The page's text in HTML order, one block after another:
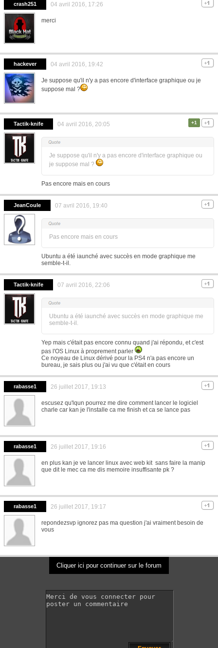
crash251 04 avril 2016, 17:26
merci
hackever 04 avril 2016, 19:42
Je suppose qu'il n'y a pas encore d'interface graphique ou je
suppose mal ?
Tactik-knife 04 avril 2016, 20:05 +1
Je suppose qu'il n'y a pas encore d'interface graphique ou
je suppose mal ?
Pas encore mais en cours
JeanCoule 07 avril 2016, 19:40
Pas encore mais en cours
Ubuntu a été iaunché avec succès en mode graphique me
semble-t-il.
Tactik-knife 07 avril 2016, 22:06
Ubuntu a été iaunché avec succès en mode graphique me
semble-t-il.
Yep mais c'était pas encore connu quand j'ai répondu, et c'est
pas l'OS Linux à proprement parler
Ce noyeau de Linux dérivé pour la PS4 n'a pas encore un
bureau, je sais plus ou j'ai vu que c'était en cours
rabasse1 26 juillet 2017, 19:13
escusez qu'lqun pourrez me dire comment lancer le logiciel
charle car kan je l'installe ca me finish et ca se lance pas
rabasse1 26 juillet 2017, 19:16
en plus kan je ve lancer linux avec web kit sans faire la manip
que dit le mec ca me dis memoire insuffisante pk ?
rabasse1 26 juillet 2017, 19:17
repondezsvp ignorez pas ma question j'ai vraiment besoin de
vous
Cliquer ici pour continuer sur le forum